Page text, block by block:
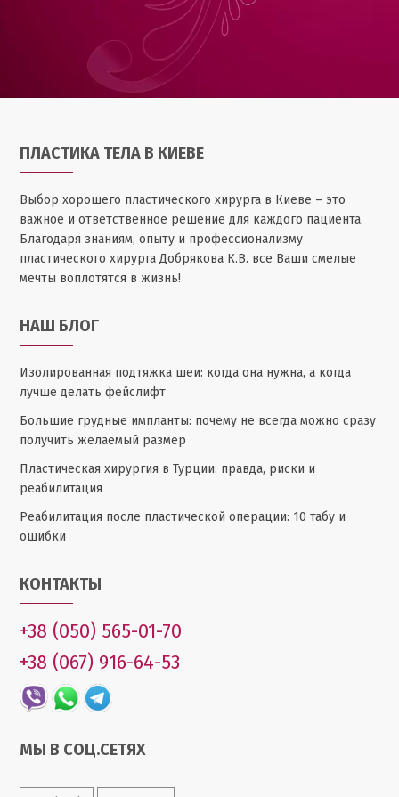
ПЛАСТИКА ТЕЛА В КИЕВЕ
Выбор хорошего пластического хирурга в Киеве – это
важное и ответственное решение для каждого пациента.
Благодаря знаниям, опыту и профессионализму
пластического хирурга Добрякова К.В. все Ваши смелые
мечты воплотятся в жизнь!
НАШ БЛОГ
Изолированная подтяжка шеи: когда она нужна, а когда
лучше делать фейслифт
Большие грудные импланты: почему не всегда можно сразу
получить желаемый размер
Пластическая хирургия в Турции: правда, риски и
реабилитация
Реабилитация после пластической операции: 10 табу и
ошибки
КОНТАКТЫ
+38 (050) 565-01-70
+38 (067) 916-64-53
МЫ В СОЦ.СЕТЯХ